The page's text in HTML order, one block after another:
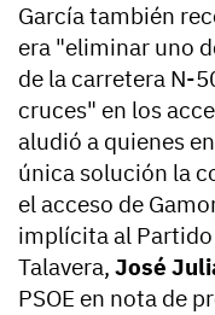
García también
era "eliminar uno
de la carretera N-
cruces" en los
aludió a quienes
única solución la
el acceso de
implícita al
Talavera, José
PSOE en nota de